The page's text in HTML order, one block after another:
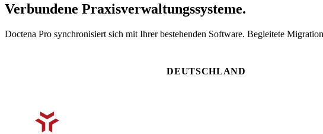
Verbundene Praxisverwaltungssysteme.
Doctena Pro synchronisiert sich mit Ihrer bestehenden Software. Begleitete
DEUTSCHLAND